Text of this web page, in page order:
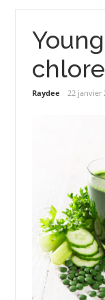
Raydee 22 janvier